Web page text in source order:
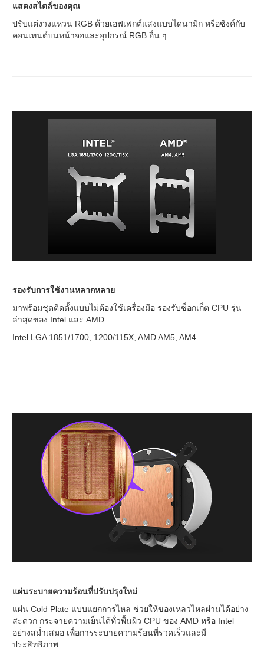
แสดงสไตล์ของคุณ
ปรับแต่งวงแหวน RGB ด้วยเอฟเฟกต์แสงแบบไดนามิก หรือซิงค์กับ
คอนเทนต์บนหน้าจอและอุปกรณ์ RGB อื่น ๆ
รองรับการใช้งานหลากหลาย
มาพร้อมชุดติดตั้งแบบไม่ต้องใช้เครื่องมือ รองรับซ็อกเก็ต CPU รุ่น
ล่าสุดของ Intel และ AMD
Intel LGA 1851/1700, 1200/115X, AMD AM5, AM4
แผ่นระบายความร้อนที่ปรับปรุงใหม่
แผ่น Cold Plate แบบแยกการไหล ช่วยให้ของเหลวไหลผ่านได้อย่าง
สะดวก กระจายความเย็นได้ทั่วพื้นผิว CPU ของ AMD หรือ Intel
อย่างสม่ำเสมอ เพื่อการระบายความร้อนที่รวดเร็วและมี
ประสิทธิภาพ